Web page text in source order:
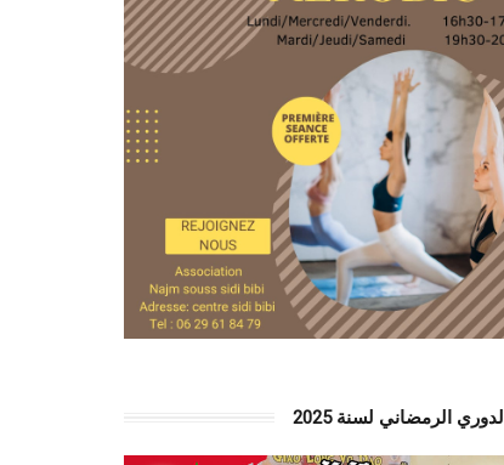
الدوري الرمضاني لسنة 2025